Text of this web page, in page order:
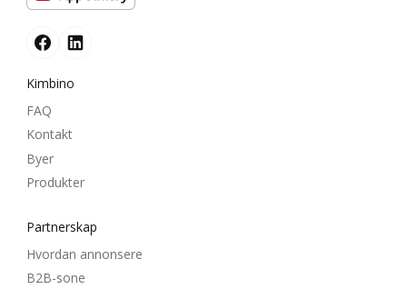
Kimbino
FAQ
Kontakt
Byer
Produkter
Partnerskap
Hvordan annonsere
B2B-sone